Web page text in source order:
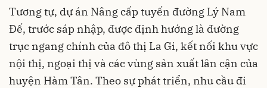
Tương tự, dự án Nâng cấp tuyến đường Lý Nam
Đế, trước sáp nhập, được định hướng là đường
trục ngang chính của đô thị La Gi, kết nối khu vực
nội thị, ngoại thị và các vùng sản xuất lân cận của
huyện Hàm Tân. Theo sự phát triển, nhu cầu đi